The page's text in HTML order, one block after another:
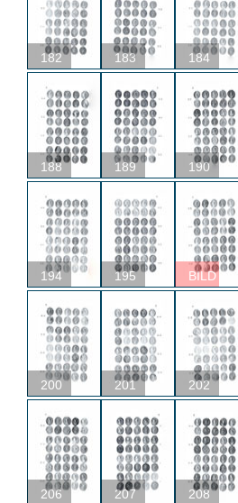
182 183 184
188 189 190
194 195 BILD
200 201 202
206 207 208